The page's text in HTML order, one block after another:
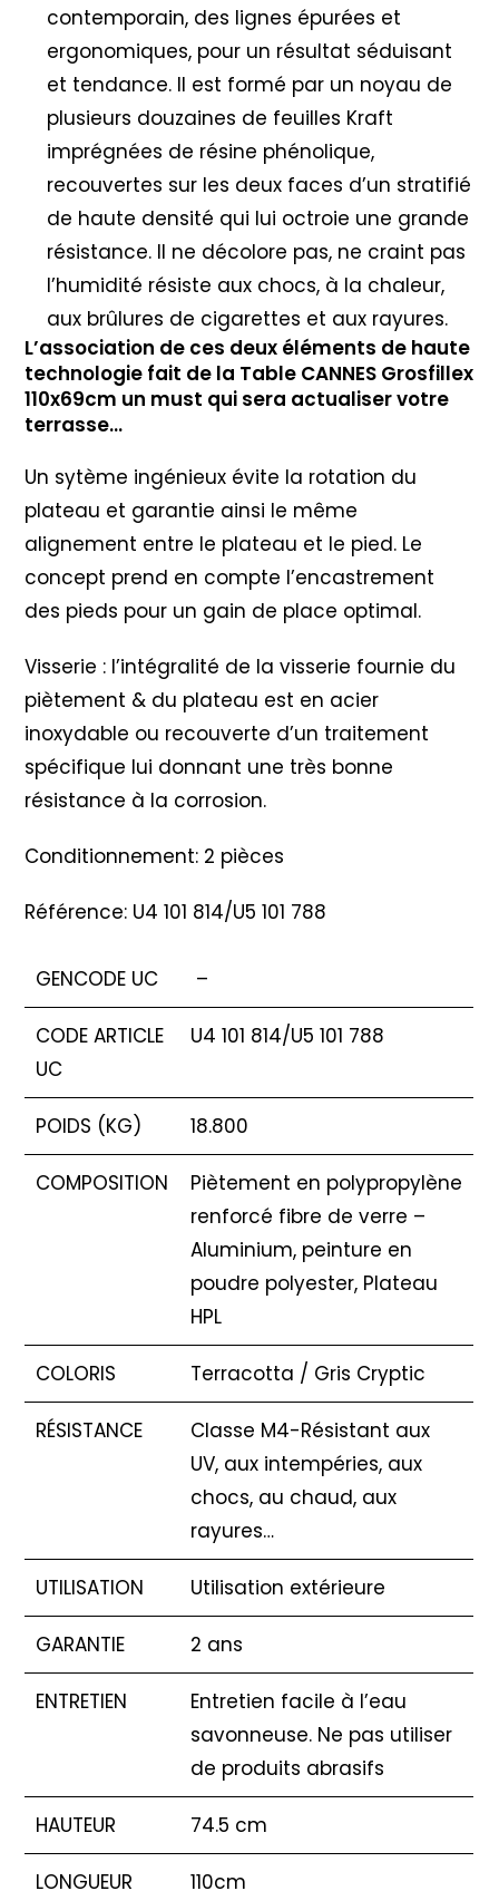
contemporain, des lignes épurées et
ergonomiques, pour un résultat séduisant
et tendance. Il est formé par un noyau de
plusieurs douzaines de feuilles Kraft
imprégnées de résine phénolique,
recouvertes sur les deux faces d’un stratifié
de haute densité qui lui octroie une grande
résistance. Il ne décolore pas, ne craint pas
l’humidité résiste aux chocs, à la chaleur,
aux brûlures de cigarettes et aux rayures.
L’association de ces deux éléments de haute
technologie fait de la Table CANNES Grosfillex
110x69cm un must qui sera actualiser votre
terrasse…
Un sytème ingénieux évite la rotation du
plateau et garantie ainsi le même
alignement entre le plateau et le pied. Le
concept prend en compte l’encastrement
des pieds pour un gain de place optimal.
Visserie : l’intégralité de la visserie fournie du
piètement & du plateau est en acier
inoxydable ou recouverte d’un traitement
spécifique lui donnant une très bonne
résistance à la corrosion.
Conditionnement: 2 pièces
Référence: U4 101 814/U5 101 788
GENCODE UC –
CODE ARTICLE
UC
U4 101 814/U5 101 788
POIDS (KG) 18.800
COMPOSITION
Piètement en polypropylène
renforcé fibre de verre –
Aluminium, peinture en
poudre polyester, Plateau
HPL
COLORIS Terracotta / Gris Cryptic
RÉSISTANCE
Classe M4-Résistant aux
UV, aux intempéries, aux
chocs, au chaud, aux
rayures…
UTILISATION Utilisation extérieure
GARANTIE 2 ans
ENTRETIEN
Entretien facile à l’eau
savonneuse. Ne pas utiliser
de produits abrasifs
HAUTEUR 74.5 cm
LONGUEUR 110cm